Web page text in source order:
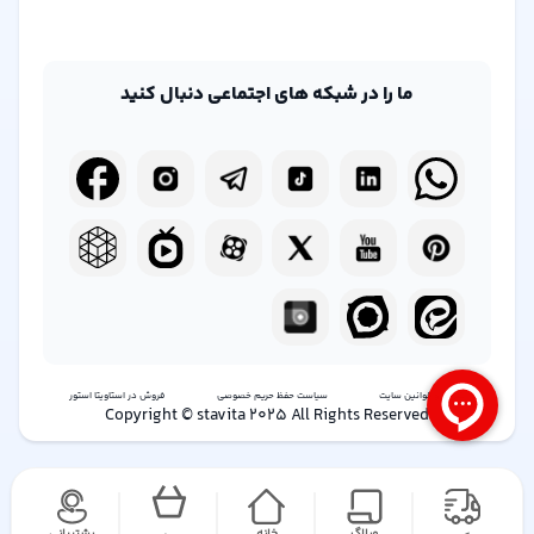
ما را در شبکه های اجتماعی دنبال کنید
شرایط و قوانین سایت سیاست حفظ حریم خصوصی فروش در استاویتا استور
Copyright © stavita 2025 All Rights Reserved